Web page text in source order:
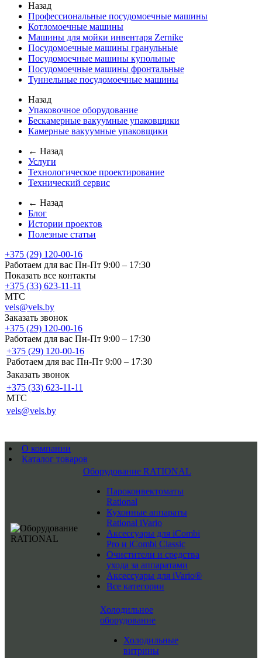
Назад
Профессиональные посудомоечные машины
Котломоечные машины
Машины для мойки инвентаря Zernike
Посудомоечные машины гранульные
Посудомоечные машины купольные
Посудомоечные машины фронтальные
Туннельные посудомоечные машины
Назад
Упаковочное оборудование
Бескамерные вакуумные упаковщики
Камерные вакуумные упаковщики
← Назад
Услуги
Технологическое проектирование
Технический сервис
← Назад
Блог
Истории проектов
Полезные статьи
+375 (29) 120-00-16
Работаем для вас Пн-Пт 9:00 – 17:30
Показать все контакты
+375 (33) 623-11-11
MTC
vels@vels.by
Заказать звонок
+375 (29) 120-00-16
Работаем для вас Пн-Пт 9:00 – 17:30
+375 (29) 120-00-16
Работаем для вас Пн-Пт 9:00 – 17:30
Заказать звонок
+375 (33) 623-11-11
MTC
vels@vels.by
О компании
Каталог товаров
Оборудование RATIONAL
Пароконвектоматы
Rational
Кухонные аппараты
Rational iVario
Аксессуары для iCombi
Pro и iCombi Classic
Очистители и средства
ухода за аппаратами
Аксессуары для iVario®
Все категории
Холодильное
оборудование
Холодильные
витрины